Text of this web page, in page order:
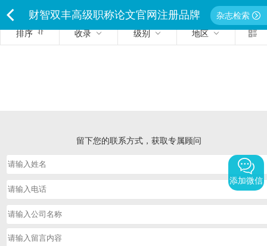
财智双丰高级职称论文官网注册品牌
独家经营严禁侵权违者必究
杂志检索
排序
收录 级别 地区
添加微信
留下您的联系方式，获取专属顾问